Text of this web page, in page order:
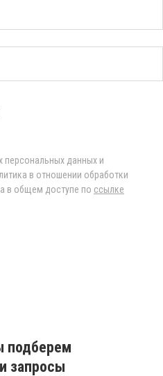
персональных данных и
в отношении обработки
в общем доступе по ссылке
подберем
запросы